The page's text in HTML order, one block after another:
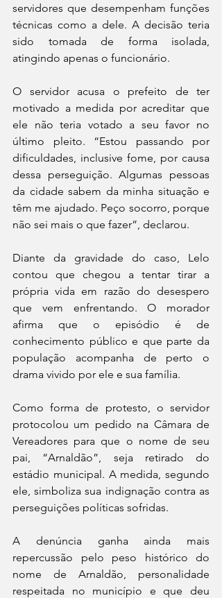
servidores que desempenham funções
técnicas como a dele. A decisão teria
sido tomada de forma isolada,
atingindo apenas o funcionário.
O servidor acusa o prefeito de ter
motivado a medida por acreditar que
ele não teria votado a seu favor no
último pleito. “Estou passando por
dificuldades, inclusive fome, por causa
dessa perseguição. Algumas pessoas
da cidade sabem da minha situação e
têm me ajudado. Peço socorro, porque
não sei mais o que fazer”, declarou.
Diante da gravidade do caso, Lelo
contou que chegou a tentar tirar a
própria vida em razão do desespero
que vem enfrentando. O morador
afirma que o episódio é de
conhecimento público e que parte da
população acompanha de perto o
drama vivido por ele e sua família.
Como forma de protesto, o servidor
protocolou um pedido na Câmara de
Vereadores para que o nome de seu
pai, “Arnaldão”, seja retirado do
estádio municipal. A medida, segundo
ele, simboliza sua indignação contra as
perseguições políticas sofridas.
A denúncia ganha ainda mais
repercussão pelo peso histórico do
nome de Arnaldão, personalidade
respeitada no município e que deu